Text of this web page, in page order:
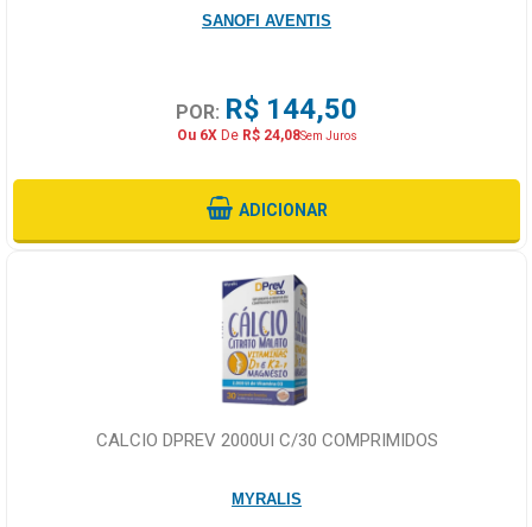
SANOFI AVENTIS
POR: R$ 144,50
Ou 6XDe R$ 24,08Sem Juros
ADICIONAR
CALCIO DPREV 2000UI C/30 COMPRIMIDOS
MYRALIS